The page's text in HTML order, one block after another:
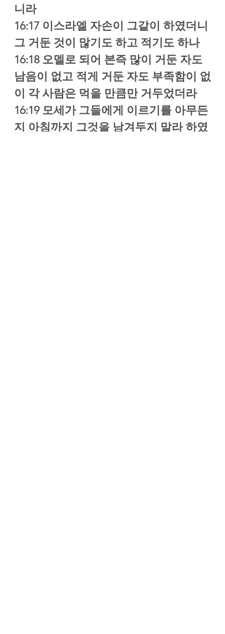
니라
16:17 이스라엘 자손이 그같이 하였더니
그 거둔 것이 많기도 하고 적기도 하나
16:18 오멜로 되어 본즉 많이 거둔 자도
남음이 없고 적게 거둔 자도 부족함이 없
이 각 사람은 먹을 만큼만 거두었더라
16:19 모세가 그들에게 이르기를 아무든
지 아침까지 그것을 남겨두지 말라 하였